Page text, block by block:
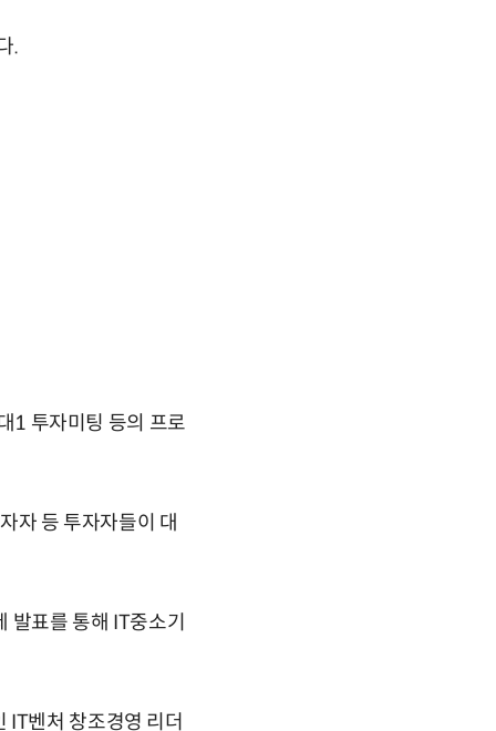
.
1 투자미팅 등의 프로
자 등 투자자들이 대
표를 통해 IT중소기
IT벤처 창조경영 리더